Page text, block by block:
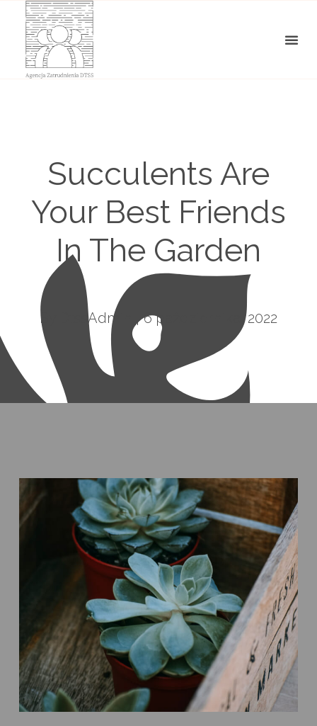
Succulents Are
Your Best Friends
In The Garden
By DtssAdmin 6 października, 2022